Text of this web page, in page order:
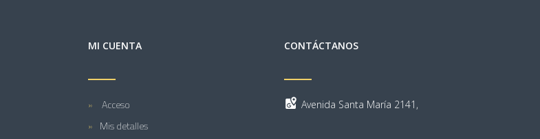
MI CUENTA
Acceso
Mis detalles
CONTÁCTANOS
Avenida Santa María 2141,